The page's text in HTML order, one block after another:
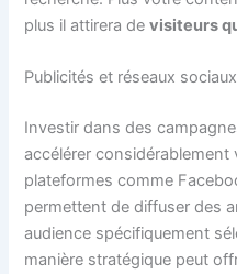
plus il attirera devisiteurs
Publicités et réseaux sociaux
Investir dans des
accélérer considérablement
plateformes comme
permettent de diffuser des
audience spécifiquement
manière stratégique peut